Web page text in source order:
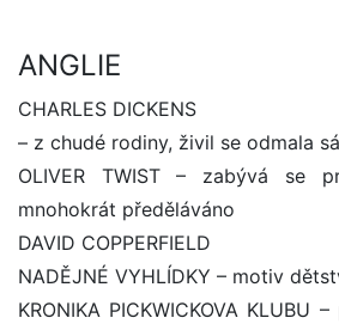
ANGLIE
CHARLES DICKENS
– z chudé rodiny, živil se odmala
OLIVER TWIST – zabývá se
mnohokrát předěláváno
DAVID COPPERFIELD
NADĚJNÉ VYHLÍDKY – motiv
KRONIKA PICKWICKOVA KLUBU